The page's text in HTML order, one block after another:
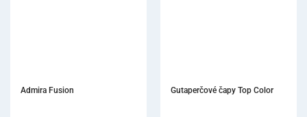
Admira Fusion Gutaperčové čapy Top Color